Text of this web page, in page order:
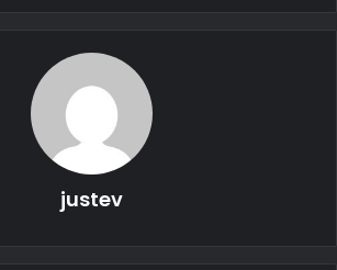
Learn more here
https://t.co/qcChAsQkGl
pic.twitter.com/QiJF4leMed
July 8, 2021
justev